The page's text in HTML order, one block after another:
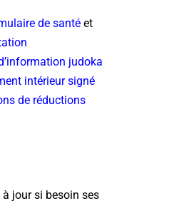
de santé et
judoka
intérieur signé
de réductions
à jour si besoin ses